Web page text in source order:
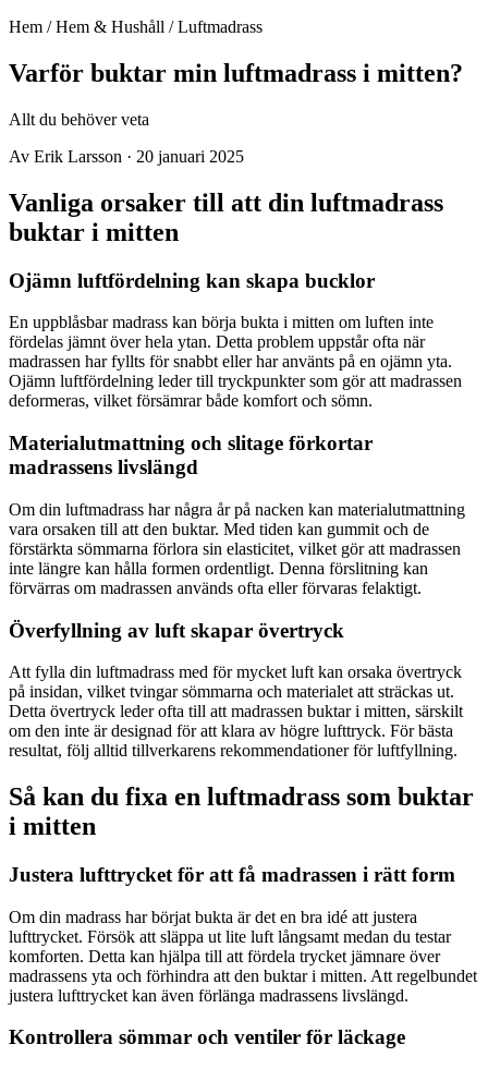
Hem /Hem & Hushåll / Luftmadrass
Varför buktar min luftmadrass i mitten?
Allt du behöver veta
Av Erik Larsson · 20 januari 2025
Vanliga orsaker till att din luftmadrass
buktar i mitten
Ojämn luftfördelning kan skapa bucklor
En uppblåsbar madrass kan börja bukta i mitten om luften inte
fördelas jämnt över hela ytan. Detta problem uppstår ofta när
madrassen har fyllts för snabbt eller har använts på en ojämn yta.
Ojämn luftfördelning leder till tryckpunkter som gör att madrassen
deformeras, vilket försämrar både komfort och sömn.
Materialutmattning och slitage förkortar
madrassens livslängd
Om din luftmadrass har några år på nacken kan materialutmattning
vara orsaken till att den buktar. Med tiden kan gummit och de
förstärkta sömmarna förlora sin elasticitet, vilket gör att madrassen
inte längre kan hålla formen ordentligt. Denna förslitning kan
förvärras om madrassen används ofta eller förvaras felaktigt.
Överfyllning av luft skapar övertryck
Att fylla din luftmadrass med för mycket luft kan orsaka övertryck
på insidan, vilket tvingar sömmarna och materialet att sträckas ut.
Detta övertryck leder ofta till att madrassen buktar i mitten, särskilt
om den inte är designad för att klara av högre lufttryck. För bästa
resultat, följ alltid tillverkarens rekommendationer för luftfyllning.
Så kan du fixa en luftmadrass som buktar
i mitten
Justera lufttrycket för att få madrassen i rätt form
Om din madrass har börjat bukta är det en bra idé att justera
lufttrycket. Försök att släppa ut lite luft långsamt medan du testar
komforten. Detta kan hjälpa till att fördela trycket jämnare över
madrassens yta och förhindra att den buktar i mitten. Att regelbundet
justera lufttrycket kan även förlänga madrassens livslängd.
Kontrollera sömmar och ventiler för läckage